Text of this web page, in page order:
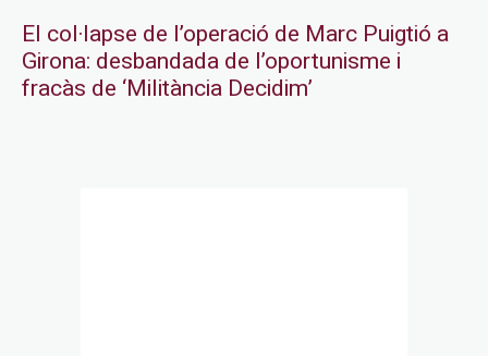
El col·lapse de l’operació de Marc Puigtió a
Girona: desbandada de l’oportunisme i
fracàs de ‘Militància Decidim’